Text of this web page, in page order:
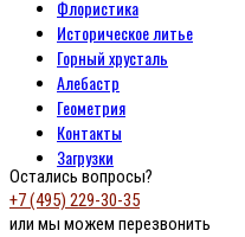
Флористика
Историческое литье
Горный хрусталь
Алебастр
Геометрия
Контакты
Загрузки
Остались вопросы?
+7 (495) 229-30-35
или мы можем перезвонить